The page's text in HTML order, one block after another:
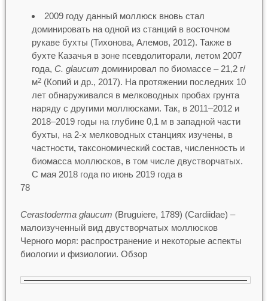
2009 году данный моллюск вновь стал
доминировать на одной из станций в восточном
рукаве бухты (Тихонова, Алемов, 2012). Также в
бухте Казачья в зоне псевдолиторали, летом 2007
года, C. glaucum доминировал по биомассе – 21,2 г/
м2(Копий и др., 2017). На протяжении последних 10
лет обнаруживался в мелководных пробах грунта
наряду с другими моллюсками. Так, в 2011–2012 и
2018–2019 годы на глубине 0,1 м в западной части
бухты, на 2-х мелководных станциях изучены, в
частности,таксономический состав, численность и
биомасса моллюсков, в том числе двустворчатых.
С мая 2018 года по июнь 2019 года в
78
Cerastoderma glaucum (Bruguiere, 1789) (Cardiidae) –
малоизученный вид двустворчатых моллюсков
Черного моря: распространение и некоторые аспекты
биологии и физиологии. Обзор